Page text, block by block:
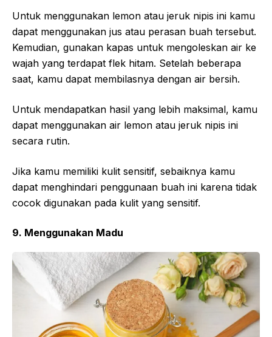
Untuk menggunakan lemon atau jeruk nipis ini kamu
dapat menggunakan jus atau perasan buah tersebut.
Kemudian, gunakan kapas untuk mengoleskan air ke
wajah yang terdapat flek hitam. Setelah beberapa
saat, kamu dapat membilasnya dengan air bersih.
Untuk mendapatkan hasil yang lebih maksimal, kamu
dapat menggunakan air lemon atau jeruk nipis ini
secara rutin.
Jika kamu memiliki kulit sensitif, sebaiknya kamu
dapat menghindari penggunaan buah ini karena tidak
cocok digunakan pada kulit yang sensitif.
9. Menggunakan Madu